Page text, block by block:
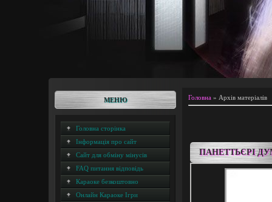
МЕНЮ
Головна сторінка
Інформація про сайт
Сайт для обміну мінусів
FAQ питання відповідь
Караоке безкоштовно
Онлайн Караоке Ігри
Головна » Архів матеріалів
ПАНЕТТЬЄРІ